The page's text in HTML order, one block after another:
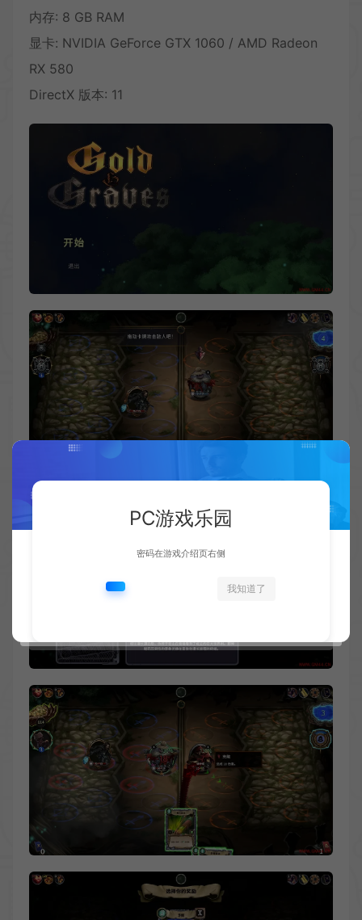
内存: 8 GB RAM
显卡: NVIDIA GeForce GTX 1060 / AMD Radeon
RX 580
DirectX 版本: 11
PC游戏乐园
密码在游戏介绍页右侧
我知道了